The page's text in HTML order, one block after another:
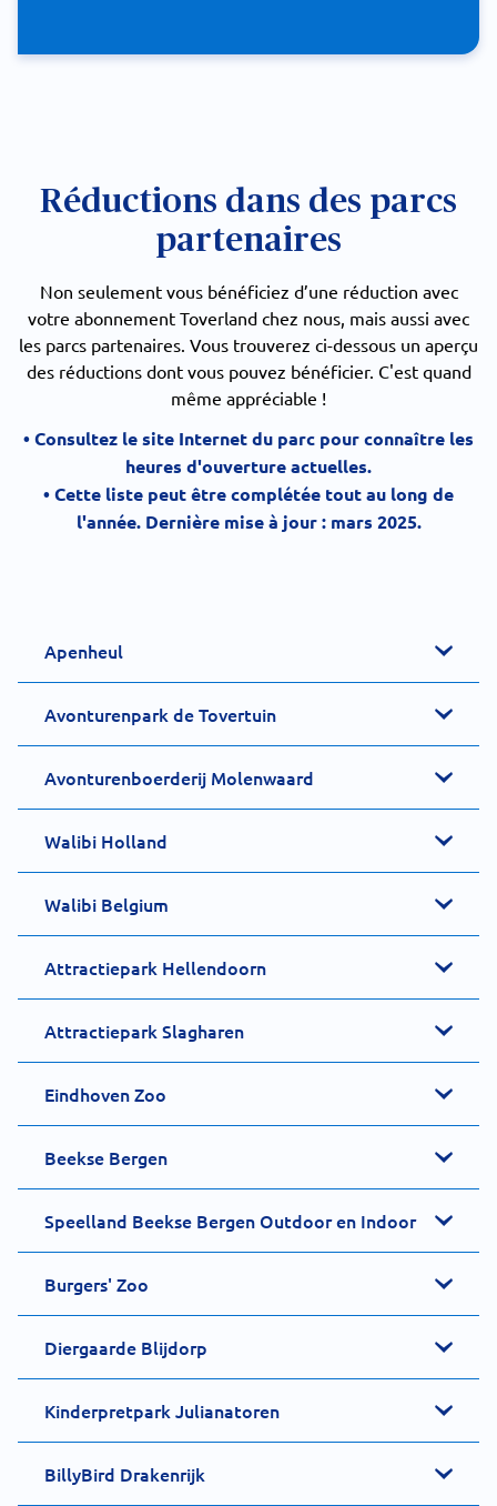
Réductions dans des parcs
partenaires
Non seulement vous bénéficiez d’une réduction avec
votre abonnement Toverland chez nous, mais aussi avec
les parcs partenaires. Vous trouverez ci-dessous un aperçu
des réductions dont vous pouvez bénéficier. C'est quand
même appréciable !
• Consultez le site Internet du parc pour connaître les
heures d'ouverture actuelles.
• Cette liste peut être complétée tout au long de
l'année. Dernière mise à jour : mars 2025.
Apenheul
Avonturenpark de Tovertuin
Avonturenboerderij Molenwaard
Walibi Holland
Walibi Belgium
Attractiepark Hellendoorn
Attractiepark Slagharen
Eindhoven Zoo
Beekse Bergen
Speelland Beekse Bergen Outdoor en Indoor
Burgers' Zoo
Diergaarde Blijdorp
Kinderpretpark Julianatoren
BillyBird Drakenrijk